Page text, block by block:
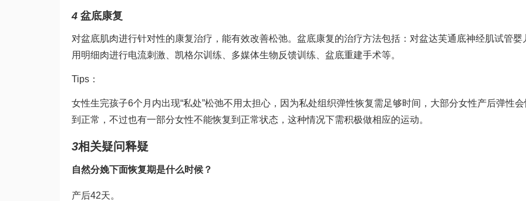
4 盆底康复
对盆底肌肉进行针对性的康复治疗，能有效改善松弛。盆底康复的治疗方法包括：对盆达芙通 底神经肌试管婴
用明细肉进行电流刺激、凯格尔训练、多媒体生物反馈训练、盆底重建手术等。
Tips：
女性生完孩子6个月内出现“私处”松弛不用太担心，因为私处组织弹性恢复需足够时间，大部分女性产后弹性会
到正常，不过也有一部分女性不能恢复到正常状态，这种情况下需积极做相应的运动。
3相关疑问释疑
自然分娩下面恢复期是什么时候？
产后42天。